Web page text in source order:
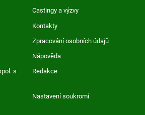
Castingy a výzvy
Kontakty
Zpracování osobních údajů
Nápověda
s
Redakce
Nastavení soukromí